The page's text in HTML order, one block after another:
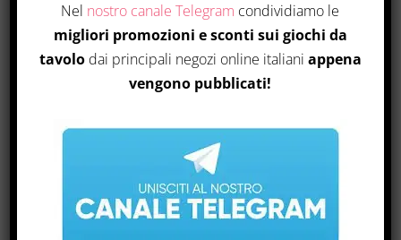
AMPLIAMENTO DI LANDS OF GALZYR
Inserito da Notizie|
Nel nostro canale Telegram condividiamo le
migliori promozioni e sconti sui giochi da
tavolo dai principali negozi online italiani appena
vengono pubblicati!